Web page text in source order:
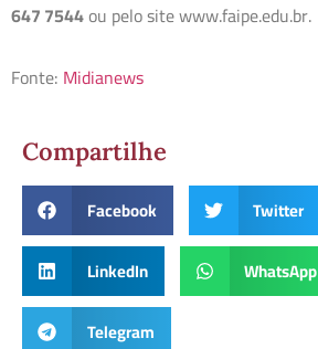
647 7544ou pelo site www.faipe.edu.br.
Fonte: Midianews
Compartilhe
Facebook
Twitter
LinkedIn
WhatsApp
Telegram